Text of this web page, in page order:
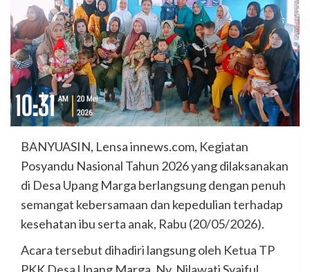
BANYUASIN, Lensa innews.com, Kegiatan
Posyandu Nasional Tahun 2026 yang dilaksanakan
di Desa Upang Marga berlangsung dengan penuh
semangat kebersamaan dan kepedulian terhadap
kesehatan ibu serta anak, Rabu (20/05/2026).
Acara tersebut dihadiri langsung oleh Ketua TP